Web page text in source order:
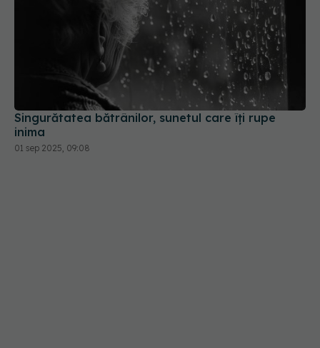
Singurătatea bătrânilor, sunetul care îți rupe
inima
01 sep 2025, 09:08